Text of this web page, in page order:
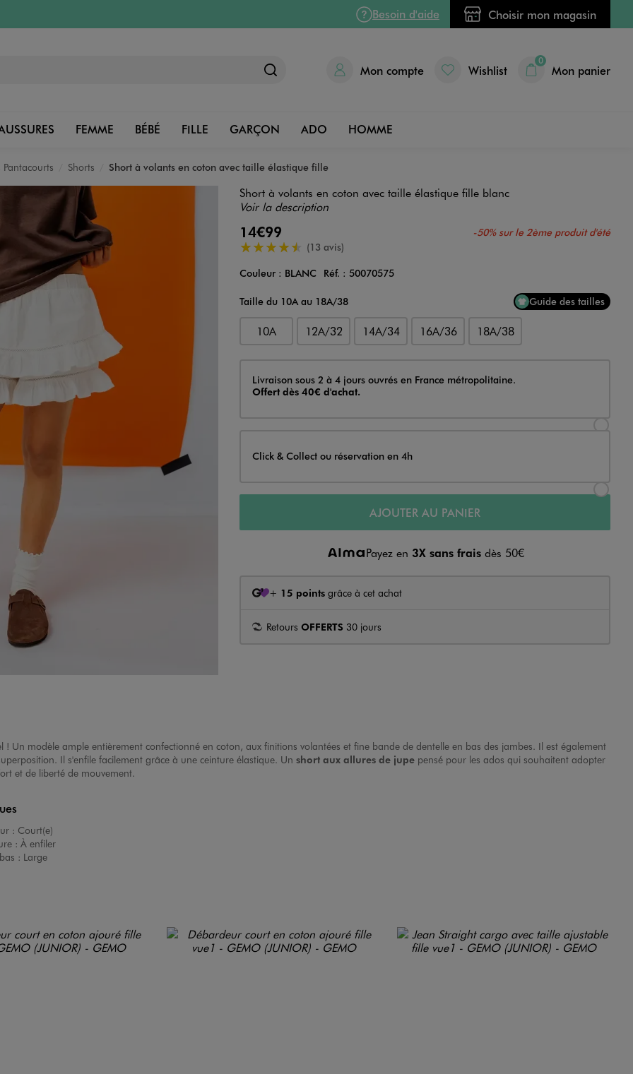
Besoin d'aide Choisir mon magasin
Mon compte Wishlist
0
Mon panier
FEMME BÉBÉ FILLE GARÇON ADO HOMME
Shorts Short à volants en coton avec taille élastique fille
Short à volants en coton avec taille élastique fille blanc
Voir la description
14€99 -50% sur le 2ème produit d'été
4.5/5 de moyenne
(13 avis)
Couleur
Couleur : BLANC Réf. : 50070575
Taille du 10A au 18A/38
Guide des tailles
10A 12A/32 14A/34 16A/36 18A/38
Livraison
Livraison sous 2 à 4 jours ouvrés en France métropolitaine.
Offert dès 40€ d'achat.
Click & Collect ou réservation en 4h
AJOUTER AU PANIER
Payez en 3X sans fraisdès 50€
+ 15 pointsgrâce à cet achat
Retours OFFERTS 30 jours
! Un modèle ample entièrement confectionné en coton, aux finitions volantées et fine bande de dentelle en bas des jambes. Il est également
Il s'enfile facilement grâce à une ceinture élastique. Un short aux allures de jupe pensé pour les ados qui souhaitent adopter
et de liberté de mouvement.
: Court(e)
: À enfiler
: Large